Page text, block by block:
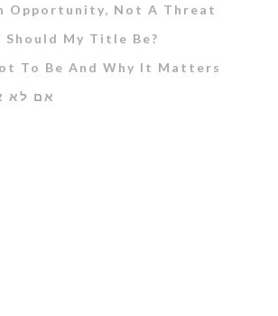
Opportunity, Not A Threat
My Title Be?
To Be And Why It Matters
אם לא